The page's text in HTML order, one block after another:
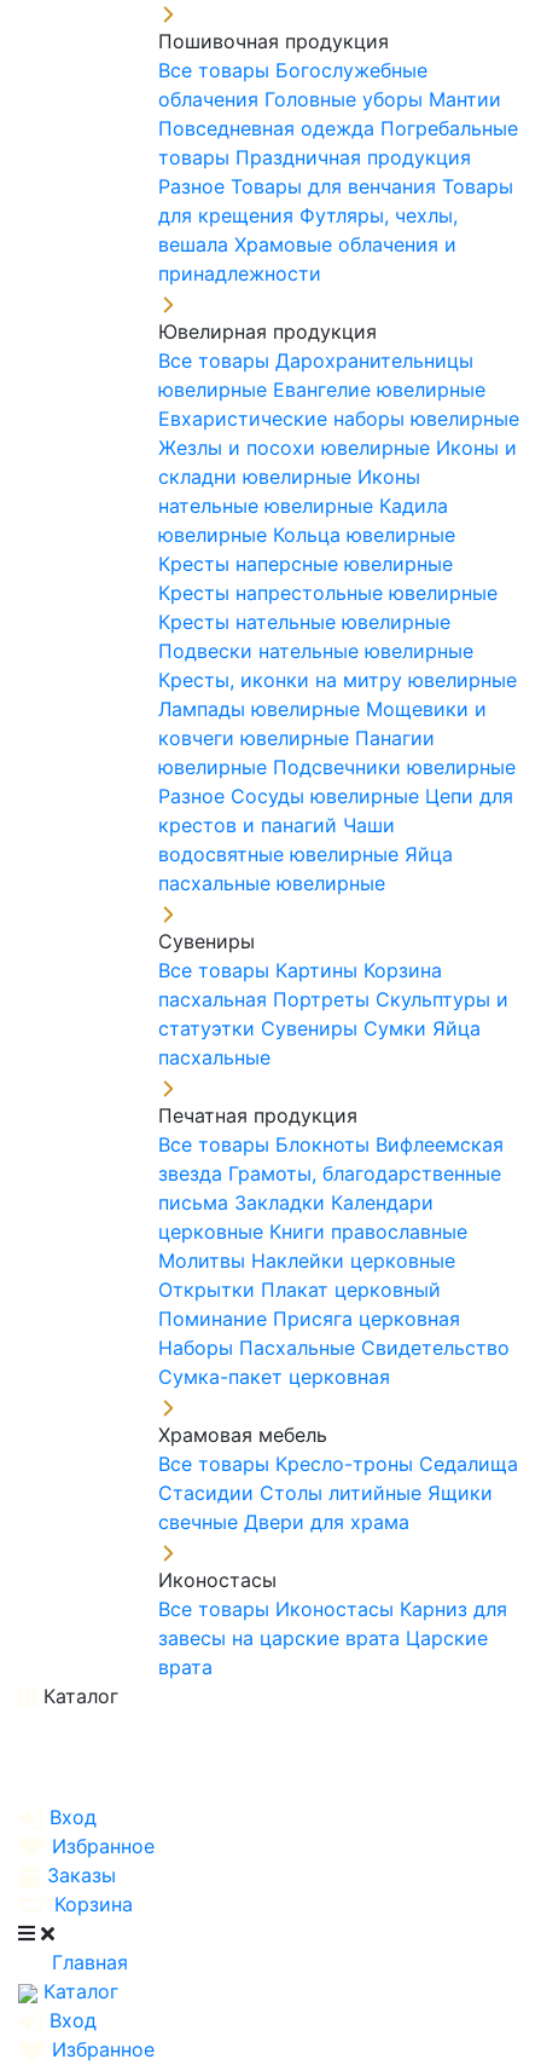
Пошивочная продукция
Все товары Богослужебные
облачения Головные уборы Мантии
Повседневная одежда Погребальные
товары Праздничная продукция
Разное Товары для венчания Товары
для крещения Футляры, чехлы,
вешала Храмовые облачения и
принадлежности
Ювелирная продукция
Все товары Дарохранительницы
ювелирные Евангелие ювелирные
Евхаристические наборы ювелирные
Жезлы и посохи ювелирные Иконы и
складни ювелирные Иконы
нательные ювелирные Кадила
ювелирные Кольца ювелирные
Кресты наперсные ювелирные
Кресты напрестольные ювелирные
Кресты нательные ювелирные
Подвески нательные ювелирные
Кресты, иконки на митру ювелирные
Лампады ювелирные Мощевики и
ковчеги ювелирные Панагии
ювелирные Подсвечники ювелирные
Разное Сосуды ювелирные Цепи для
крестов и панагий Чаши
водосвятные ювелирные Яйца
пасхальные ювелирные
Сувениры
Все товары Картины Корзина
пасхальная Портреты Скульптуры и
статуэтки Сувениры Сумки Яйца
пасхальные
Печатная продукция
Все товары Блокноты Вифлеемская
звезда Грамоты, благодарственные
письма Закладки Календари
церковные Книги православные
Молитвы Наклейки церковные
Открытки Плакат церковный
Поминание Присяга церковная
Наборы Пасхальные Свидетельство
Сумка-пакет церковная
Храмовая мебель
Все товары Кресло-троны Седалища
Стасидии Столы литийные Ящики
свечные Двери для храма
Иконостасы
Все товары Иконостасы Карниз для
завесы на царские врата Царские
врата
Каталог
Вход
Избранное
Заказы
Корзина
Главная
Каталог
Вход
Избранное